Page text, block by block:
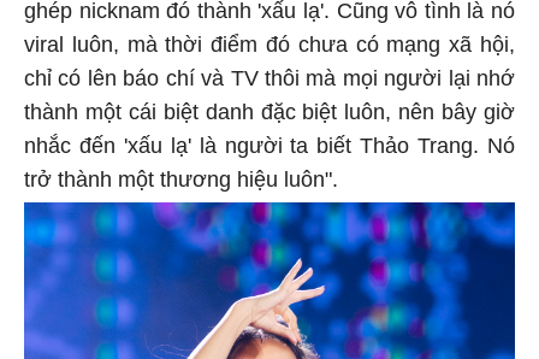
ghép nicknam đó thành 'xấu lạ'. Cũng vô tình là nó
viral luôn, mà thời điểm đó chưa có mạng xã hội,
chỉ có lên báo chí và TV thôi mà mọi người lại nhớ
thành một cái biệt danh đặc biệt luôn, nên bây giờ
nhắc đến 'xấu lạ' là người ta biết Thảo Trang. Nó
trở thành một thương hiệu luôn".